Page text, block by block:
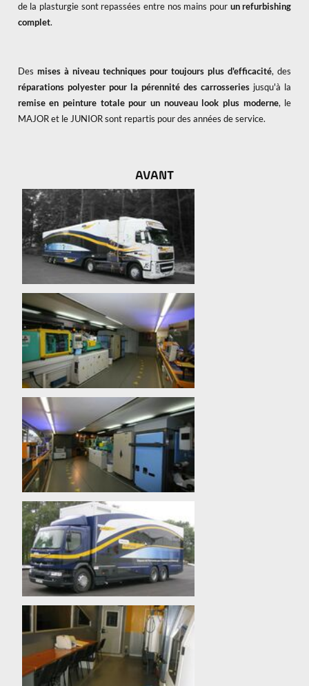
de la plasturgie sont repassées entre nos mains pour un refurbishing
complet.
Des mises à niveau techniques pour toujours plus d'efficacité, des
réparations polyester pour la pérennité des carrosseries jusqu'à la
remise en peinture totale pour un nouveau look plus moderne, le
MAJOR et le JUNIOR sont repartis pour des années de service.
AVANT